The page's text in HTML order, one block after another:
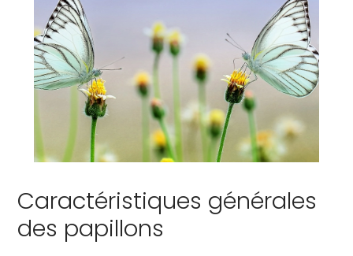
Caractéristiques générales
des papillons